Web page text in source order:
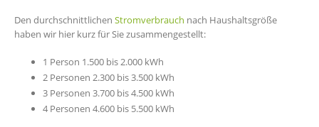
Den durchschnittlichen Stromverbrauch nach Haushaltsgröße
haben wir hier kurz für Sie zusammengestellt:
1 Person 1.500 bis 2.000 kWh
2 Personen 2.300 bis 3.500 kWh
3 Personen 3.700 bis 4.500 kWh
4 Personen 4.600 bis 5.500 kWh